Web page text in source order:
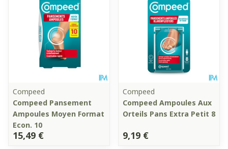
Compeed
Compeed Pansement
Ampoules Moyen Format
Econ. 10
15,49 €
Compeed
Compeed Ampoules Aux
Orteils Pans Extra Petit 8
9,19 €